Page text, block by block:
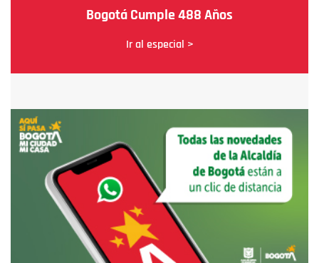
Bogotá Cumple 488 Años
Ir al especial >